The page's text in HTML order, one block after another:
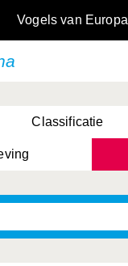
Vogels van Europa
Classificatie